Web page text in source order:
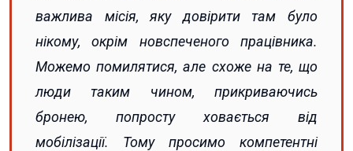
важлива місія, яку довірити там було
нікому, окрім новспеченого працівника.
Можемо помилятися, але схоже на те, що
люди таким чином, прикриваючись
бронею, попросту ховається від
мобілізації. Тому просимо компетентні